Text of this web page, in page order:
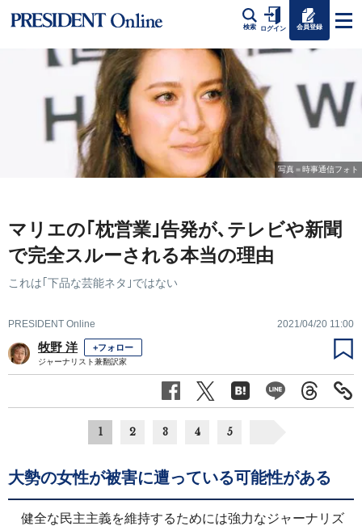
検索 ログイン 会員登録
写真＝時事通信フォト
マリエの｢枕営業｣告発が､テレビや新聞
で完全スルーされる本当の理由
これは｢下品な芸能ネタ｣ではない
PRESIDENT Online 2021/04/20 11:00
牧野 洋 +フォロー
ジャーナリスト兼翻訳家
1 2 3 4 5
大勢の女性が被害に遭っている可能性がある
健全な民主主義を維持するためには強力なジャーナリズ